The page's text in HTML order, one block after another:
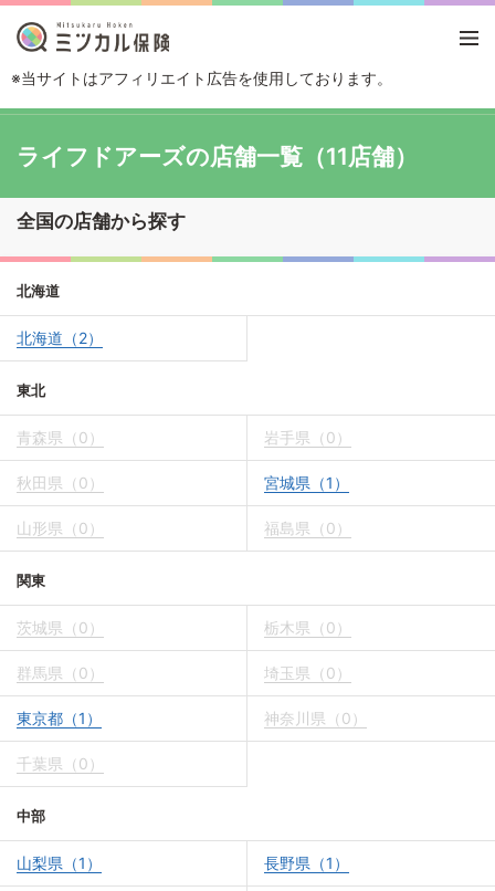
※当サイトはアフィリエイト広告を使用しております。
ライフドアーズの店舗一覧
ライフドアーズの店舗一覧（11店舗）
全国の店舗から探す
北海道
北海道（2）
東北
青森県（0） 岩手県（0）
秋田県（0） 宮城県（1）
山形県（0） 福島県（0）
関東
茨城県（0） 栃木県（0）
群馬県（0） 埼玉県（0）
東京都（1） 神奈川県（0）
千葉県（0）
中部
山梨県（1） 長野県（1）